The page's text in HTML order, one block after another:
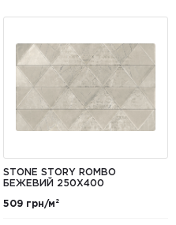
STONE STORY ROMBO
БЕЖЕВИЙ 250X400
509 грн/м²